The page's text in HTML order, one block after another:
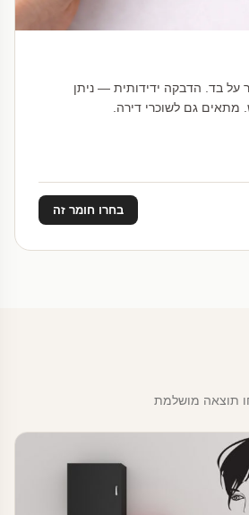
על בד. הדבקה ידידותית — ניתן
מתאים גם לשוכרי דירה.
בחרו חומר זה
תוצאה מושלמת